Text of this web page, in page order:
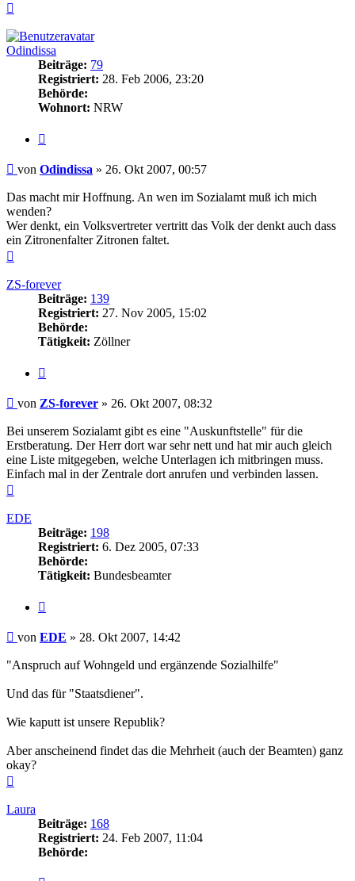
Odindissa
Beiträge: 79
Registriert: 28. Feb 2006, 23:20
Behörde:
Wohnort: NRW
Beitrag
von Odindissa » 26. Okt 2007, 00:57
Das macht mir Hoffnung. An wen im Sozialamt muß ich mich
wenden?
Wer denkt, ein Volksvertreter vertritt das Volk der denkt auch dass
ein Zitronenfalter Zitronen faltet.
ZS-forever
Beiträge: 139
Registriert: 27. Nov 2005, 15:02
Behörde:
Tätigkeit: Zöllner
Beitrag
von ZS-forever » 26. Okt 2007, 08:32
Bei unserem Sozialamt gibt es eine "Auskunftstelle" für die
Erstberatung. Der Herr dort war sehr nett und hat mir auch gleich
eine Liste mitgegeben, welche Unterlagen ich mitbringen muss.
Einfach mal in der Zentrale dort anrufen und verbinden lassen.
EDE
Beiträge: 198
Registriert: 6. Dez 2005, 07:33
Behörde:
Tätigkeit: Bundesbeamter
Beitrag
von EDE » 28. Okt 2007, 14:42
"Anspruch auf Wohngeld und ergänzende Sozialhilfe"
Und das für "Staatsdiener".
Wie kaputt ist unsere Republik?
Aber anscheinend findet das die Mehrheit (auch der Beamten) ganz
okay?
Laura
Beiträge: 168
Registriert: 24. Feb 2007, 11:04
Behörde: